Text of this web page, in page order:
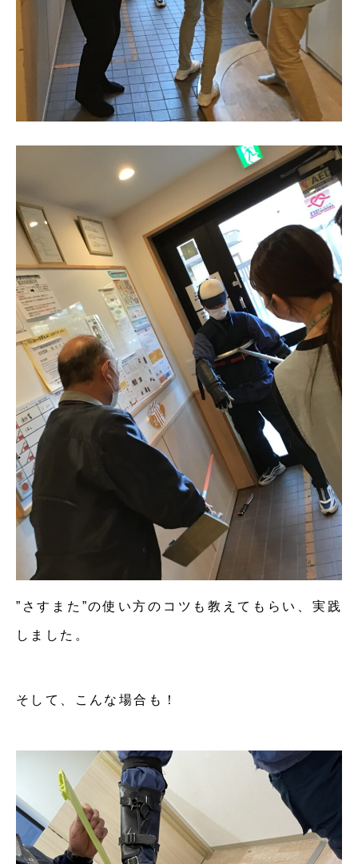
”さすまた”の使い方のコツも教えてもらい、実践
しました。
そして、こんな場合も！